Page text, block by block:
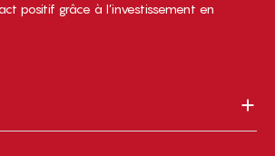
positif grâce à l’investissement en